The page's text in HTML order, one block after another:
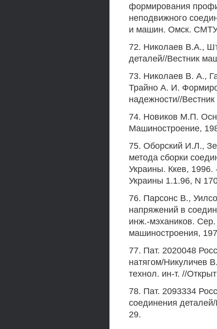
формирования
неподвижного
и машин. Омск.
72. Николаев В.А.,
деталей//Вестник
73. Николаев В. А.,
Трайно А. И.
надежности//
74. Новиков М.П.
Машиностроение,
75. Оборский И.Л.,
метода сборки
Украины. Ккев,
Украины 1.1.96, N
76. Парсонс В.,
напряжений в
инж.-мэхаников.
машиностроения,
77. Пат. 2020048
натягом/Никуличев
технол. ин-т. //
78. Пат. 2093334
соединения
29.